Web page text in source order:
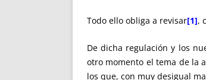
Todo ello obliga a revisar[1],
De dicha regulación y los
otro momento el tema de la
los que, con muy desigual